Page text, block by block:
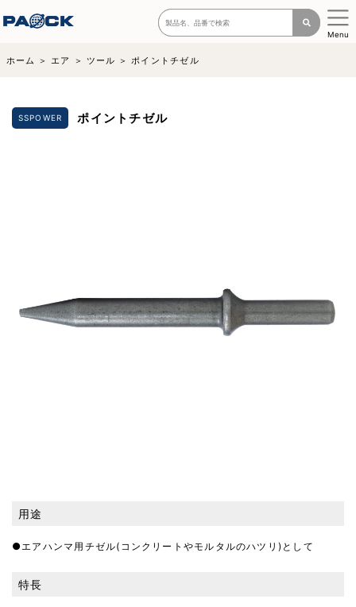
Menu
ホーム エア ツール ポイントチゼル
SSPOWER ポイントチゼル
用途
●エアハンマ用チゼル(コンクリートやモルタルのハツリ)として
特長